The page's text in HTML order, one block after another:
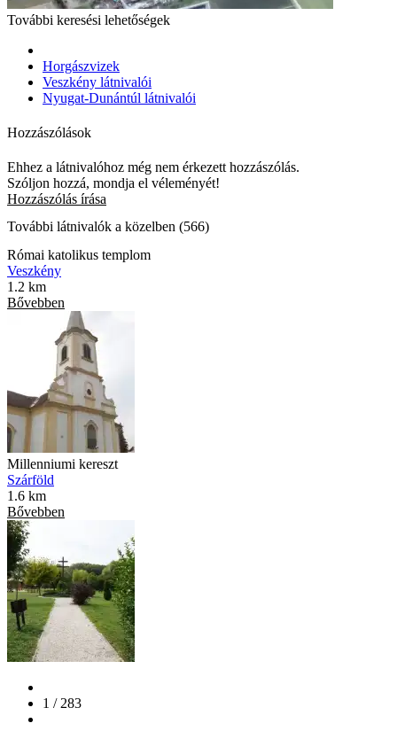
További keresési lehetőségek
Horgászvizek
Veszkény látnivalói
Nyugat-Dunántúl látnivalói
Hozzászólások
Ehhez a látnivalóhoz még nem érkezett hozzászólás.
Szóljon hozzá, mondja el véleményét!
Hozzászólás írása
További látnivalók a közelben (566)
Római katolikus templom
Veszkény
1.2 km
Bővebben
Millenniumi kereszt
Szárföld
1.6 km
Bővebben
1 / 283